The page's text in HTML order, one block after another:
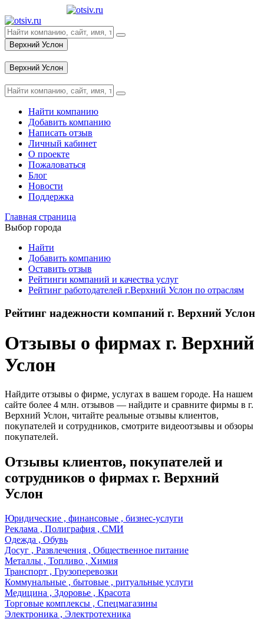
Верхний Услон
Верхний Услон
Найти компанию
Добавить компанию
Написать отзыв
Личный кабинет
О проекте
Пожаловаться
Блог
Новости
Поддержка
Главная страница
Выбор города
Найти
Добавить компанию
Оставить отзыв
Рейтинги компаний и качества услуг
Рейтинг работодателей г.Верхний Услон по отраслям
Рейтинг надежности компаний г. Верхний Услон
Отзывы о фирмах г. Верхний
Услон
Найдите отзывы о фирме, услугах в вашем городе. На нашем
сайте более 4 млн. отзывов — найдите и сравните фирмы в г.
Верхний Услон, читайте реальные отзывы клиентов,
покупателей и сотрудников, смотрите видеоотзывы и обзоры
покупателей.
Отзывы клиентов, покупателей и
сотрудников о фирмах г. Верхний
Услон
Юридические , финансовые , бизнес-услуги
Реклама , Полиграфия , СМИ
Одежда , Обувь
Досуг , Развлечения , Общественное питание
Металлы , Топливо , Химия
Транспорт , Грузоперевозки
Коммунальные , бытовые , ритуальные услуги
Медицина , Здоровье , Красота
Торговые комплексы , Спецмагазины
Электроника , Электротехника